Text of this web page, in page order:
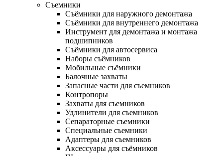
Съемники
Съёмники для наружного демонтажа
Съёмники для внутреннего демонтажа
Инструмент для демонтажа и монтажа
подшипников
Съёмники для автосервиса
Наборы съёмников
Мобильные съёмники
Балочные захваты
Запасные части для съемников
Контропоры
Захваты для съемников
Удлинители для съемников
Сепараторные съемники
Специальные съемники
Адаптеры для съемников
Аксессуары для съёмников